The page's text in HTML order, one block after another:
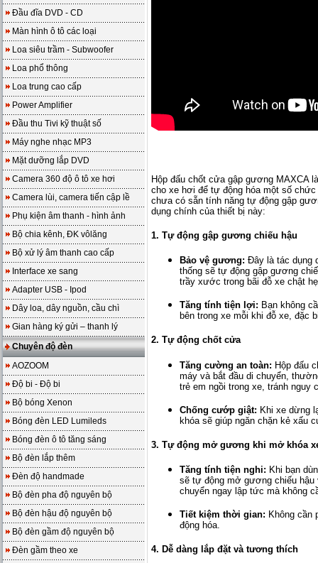
Đầu đĩa DVD - CD
Màn hình ô tô các loại
Loa siêu trầm - Subwoofer
Loa phổ thông
Loa trung cao cấp
Power Amplifier
Đầu thu Tivi kỹ thuật số
Máy nghe nhạc MP3
Mặt dưỡng lắp DVD
Camera 360 độ ô tô xe hơi
Camera lùi, camera tiến cập lề
Phụ kiện âm thanh - hình ảnh
Bộ chia kênh, ĐK vôlăng
Bộ xử lý âm thanh cao cấp
Interface xe sang
Adapter USB - Ipod
Dây loa, dây nguồn, cầu chì
Gian hàng ký gửi – thanh lý
Chuyên độ đèn
AOZOOM
Độ bi - Độ bi
Bộ bóng Xenon
Bóng đèn LED Lumileds
Bóng đèn ô tô tăng sáng
Bộ đèn lắp thêm
Đèn độ handmade
Bộ đèn pha độ nguyên bộ
Bộ đèn hậu độ nguyên bộ
Bộ đèn gầm độ nguyên bộ
Đèn gầm theo xe
Hộp đấu chốt cửa gập gương MAXCA
cho xe hơi để tự động hóa một số
chưa có sẵn tính năng tự động gập
dụng chính của thiết bị này:
1. Tự động gập gương chiếu hậu
Bảo vệ gương: Đây là tác dụng
thống sẽ tự động gập gương
trầy xước trong bãi đỗ xe chật
Tăng tính tiện lợi: Bạn không
bên trong xe mỗi khi đỗ xe, đặc
2. Tự động chốt cửa
Tăng cường an toàn: Hộp đấu
máy và bắt đầu di chuyển,
trẻ em ngồi trong xe, tránh
Chống cướp giật: Khi xe dừng
khóa sẽ giúp ngăn chặn kẻ xấu
3. Tự động mở gương khi mở khóa
Tăng tính tiện nghi: Khi bạn
sẽ tự động mở gương chiếu hậu
chuyển ngay lập tức mà không
Tiết kiệm thời gian: Không cần
động hóa.
4. Dễ dàng lắp đặt và tương thích